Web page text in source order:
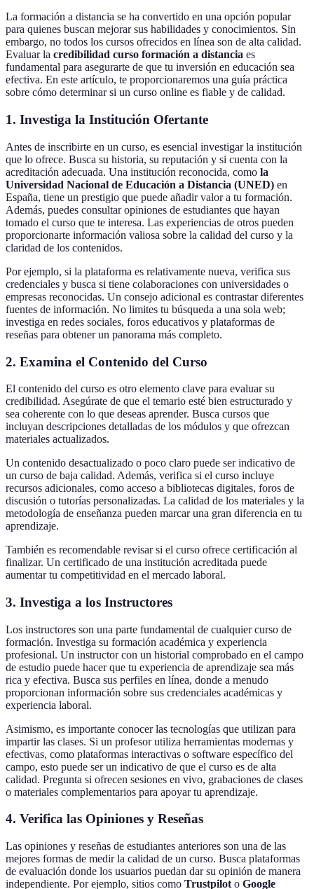
La formación a distancia se ha convertido en una opción popular
para quienes buscan mejorar sus habilidades y conocimientos. Sin
embargo, no todos los cursos ofrecidos en línea son de alta calidad.
Evaluar la credibilidad curso formación a distancia es
fundamental para asegurarte de que tu inversión en educación sea
efectiva. En este artículo, te proporcionaremos una guía práctica
sobre cómo determinar si un curso online es fiable y de calidad.
1. Investiga la Institución Ofertante
Antes de inscribirte en un curso, es esencial investigar la institución
que lo ofrece. Busca su historia, su reputación y si cuenta con la
acreditación adecuada. Una institución reconocida, como la
Universidad Nacional de Educación a Distancia (UNED) en
España, tiene un prestigio que puede añadir valor a tu formación.
Además, puedes consultar opiniones de estudiantes que hayan
tomado el curso que te interesa. Las experiencias de otros pueden
proporcionarte información valiosa sobre la calidad del curso y la
claridad de los contenidos.
Por ejemplo, si la plataforma es relativamente nueva, verifica sus
credenciales y busca si tiene colaboraciones con universidades o
empresas reconocidas. Un consejo adicional es contrastar diferentes
fuentes de información. No limites tu búsqueda a una sola web;
investiga en redes sociales, foros educativos y plataformas de
reseñas para obtener un panorama más completo.
2. Examina el Contenido del Curso
El contenido del curso es otro elemento clave para evaluar su
credibilidad. Asegúrate de que el temario esté bien estructurado y
sea coherente con lo que deseas aprender. Busca cursos que
incluyan descripciones detalladas de los módulos y que ofrezcan
materiales actualizados.
Un contenido desactualizado o poco claro puede ser indicativo de
un curso de baja calidad. Además, verifica si el curso incluye
recursos adicionales, como acceso a bibliotecas digitales, foros de
discusión o tutorías personalizadas. La calidad de los materiales y la
metodología de enseñanza pueden marcar una gran diferencia en tu
aprendizaje.
También es recomendable revisar si el curso ofrece certificación al
finalizar. Un certificado de una institución acreditada puede
aumentar tu competitividad en el mercado laboral.
3. Investiga a los Instructores
Los instructores son una parte fundamental de cualquier curso de
formación. Investiga su formación académica y experiencia
profesional. Un instructor con un historial comprobado en el campo
de estudio puede hacer que tu experiencia de aprendizaje sea más
rica y efectiva. Busca sus perfiles en línea, donde a menudo
proporcionan información sobre sus credenciales académicas y
experiencia laboral.
Asimismo, es importante conocer las tecnologías que utilizan para
impartir las clases. Si un profesor utiliza herramientas modernas y
efectivas, como plataformas interactivas o software específico del
campo, esto puede ser un indicativo de que el curso es de alta
calidad. Pregunta si ofrecen sesiones en vivo, grabaciones de clases
o materiales complementarios para apoyar tu aprendizaje.
4. Verifica las Opiniones y Reseñas
Las opiniones y reseñas de estudiantes anteriores son una de las
mejores formas de medir la calidad de un curso. Busca plataformas
de evaluación donde los usuarios puedan dar su opinión de manera
independiente. Por ejemplo, sitios como Trustpilot o Google